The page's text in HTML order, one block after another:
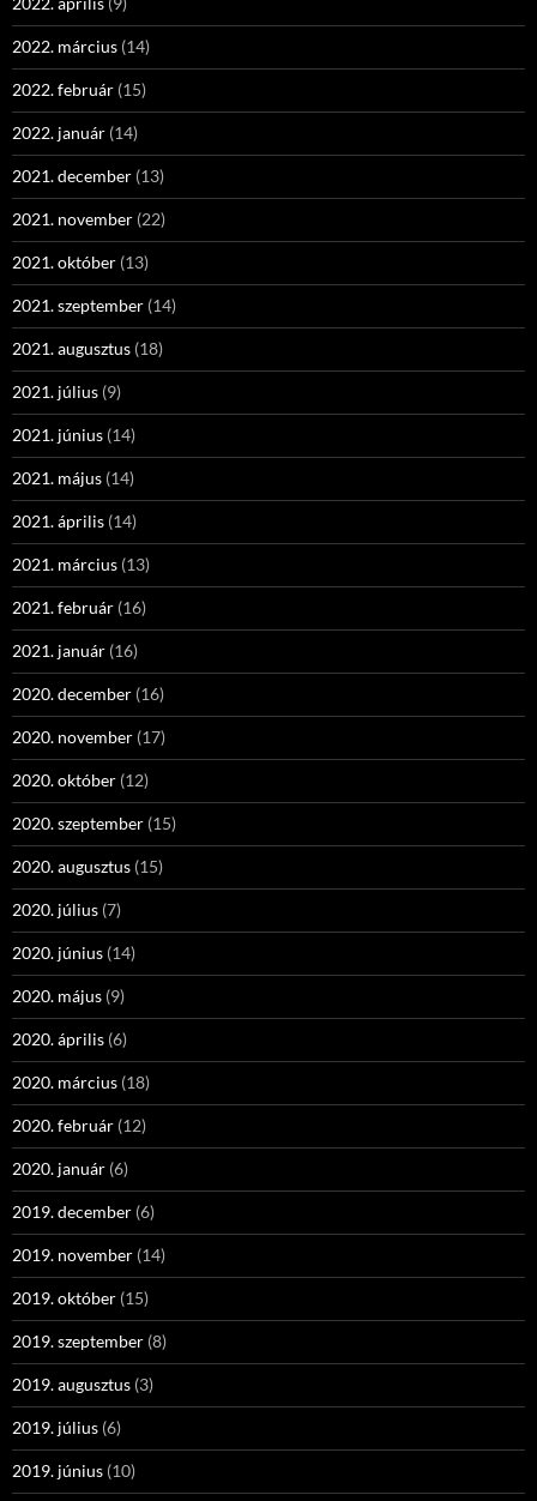
2022. március (14)
2022. február (15)
2022. január (14)
2021. december (13)
2021. november (22)
2021. október (13)
2021. szeptember (14)
2021. augusztus (18)
2021. július (9)
2021. június (14)
2021. május (14)
2021. április (14)
2021. március (13)
2021. február (16)
2021. január (16)
2020. december (16)
2020. november (17)
2020. október (12)
2020. szeptember (15)
2020. augusztus (15)
2020. július (7)
2020. június (14)
2020. május (9)
2020. április (6)
2020. március (18)
2020. február (12)
2020. január (6)
2019. december (6)
2019. november (14)
2019. október (15)
2019. szeptember (8)
2019. augusztus (3)
2019. július (6)
2019. június (10)